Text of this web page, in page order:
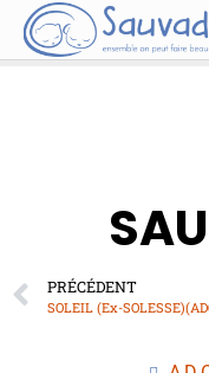
PRÉCÉDENT
SOLEIL (Ex-